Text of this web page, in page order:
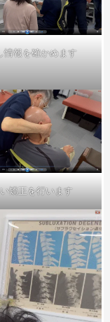
情報を確かめます
矯正を行います